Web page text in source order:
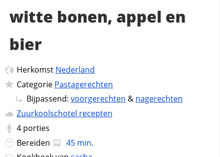
witte bonen, appel en
bier
Herkomst Nederland
Categorie Pastagerechten
Bijpassend: voorgerechten & nagerechten
Zuurkoolschotel recepten
4 porties
Bereiden
45 min.